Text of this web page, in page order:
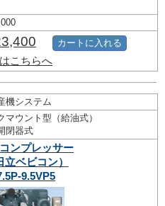
こちらへ
カートに入れる
機システム
マウント型（給油式）
閉器式
ンプレッサー
立ベビコン）
9.5VP5